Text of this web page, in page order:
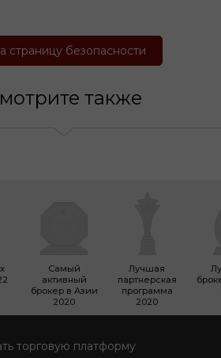
страницу безопасности
также
Самый
активный
брокер в Азии
2020
Лучшая
партнерская
программа
2020
торговую платформу